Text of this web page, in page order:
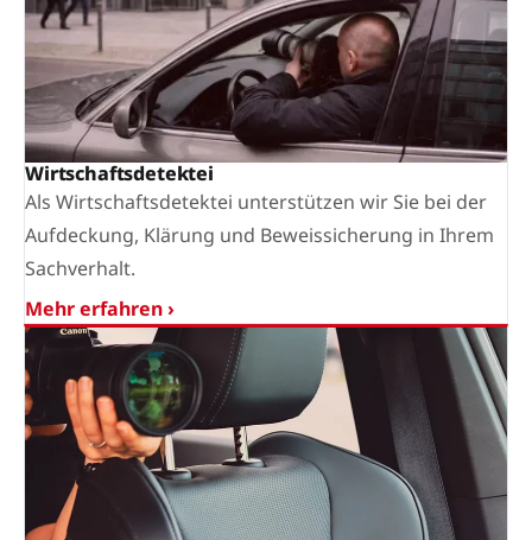
Wirtschaftsdetektei
Als Wirtschaftsdetektei unterstützen wir Sie bei der
Aufdeckung, Klärung und Beweissicherung in Ihrem
Sachverhalt.
Mehr erfahren ›